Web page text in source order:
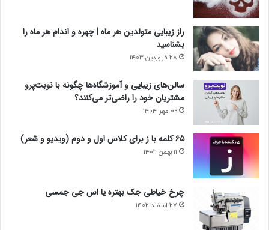
راز زیبایی متولدین هر ماه | چهره و اندام هر ماه را
بشناسید
۲۸ فروردین ۱۴۰۳
سالن‌های زیبایی و آموزشگاه‌ها چگونه با نوبت‌پرو
مشتریان خود را راضی‌تر می‌کنند؟
۰۹ مهر ۱۴۰۴
۶۵ کلمه با ز برای کلاس اول و دوم (ویدیو و شعر)
۱۱ بهمن ۱۴۰۲
چرخ خیاطی جک بهتره یا اس جی جمسی
۲۷ اسفند ۱۴۰۲